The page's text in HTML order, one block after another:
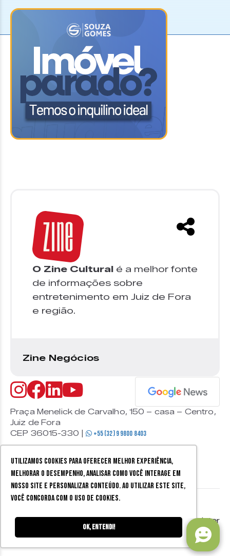
Utilizamos cookies para oferecer melhor experiência,
melhorar o desempenho, analisar como você interage em
nosso site e personalizar conteúdo. Ao utilizar este site,
você concorda com o uso de cookies.
Ok, entendi!
O Zine Cultural é a melhor fonte
de informações sobre
entretenimento em Juiz de Fora
e região.
Zine Negócios
Praça Menelick de Carvalho, 150 – casa – Centro,
Juiz de Fora
CEP 36015-330 |
+55 (32) 9 9800 8403
os direitos reservados.
Mobister